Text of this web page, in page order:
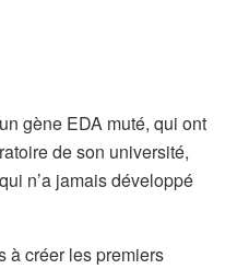
gène EDA muté, qui ont
de son université,
n’a jamais développé
à créer les premiers